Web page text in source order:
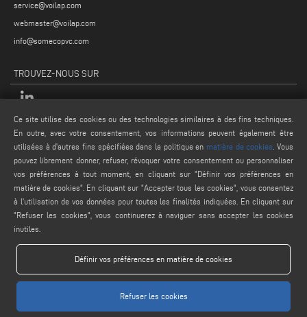
service@voilap.com
webmaster@voilap.com
info@somecopvc.com
TROUVEZ-NOUS SUR
MENTIONS LÉGALES
PRIVACY POLICY
LEGAL NOTES
COOKIE POLICY
www.voilap.com
Ce site utilise des cookies ou des technologies similaires à des fins techniques.
En outre, avec votre consentement, vos informations peuvent également être
utilisées à d'autres fins spécifiées dans la politique en matière de cookies . Vous
pouvez librement donner, refuser, révoquer votre consentement ou personnaliser
vos préférences à tout moment, en cliquant sur "Définir vos préférences en
matière de cookies". En cliquant sur "Accepter tous les cookies", vous consentez
à l'utilisation de vos données pour toutes les finalités indiquées. En cliquant sur
"Refuser les cookies", vous continuerez à naviguer sans accepter les cookies
inutiles.
Définir vos préférences en matière de cookies
Refuser les cookies